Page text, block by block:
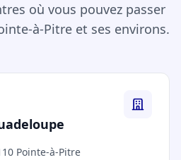
où vous pouvez passer
à-Pitre et ses environs.
Pointe-à-Pitre